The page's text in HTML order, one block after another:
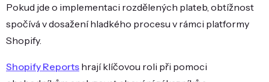
Pokud jde o implementaci rozdělených plateb, obtížnost
spočívá v dosažení hladkého procesu v rámci platformy
Shopify.
Shopify Reports hrají klíčovou roli při pomoci